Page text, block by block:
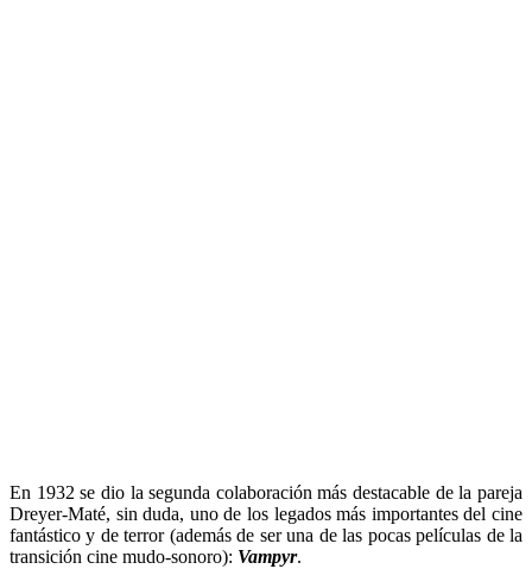
En 1932 se dio la segunda colaboración más destacable de la pareja
Dreyer-Maté, sin duda, uno de los legados más importantes del cine
fantástico y de terror (además de ser una de las pocas películas de la
transición cine mudo-sonoro): Vampyr.